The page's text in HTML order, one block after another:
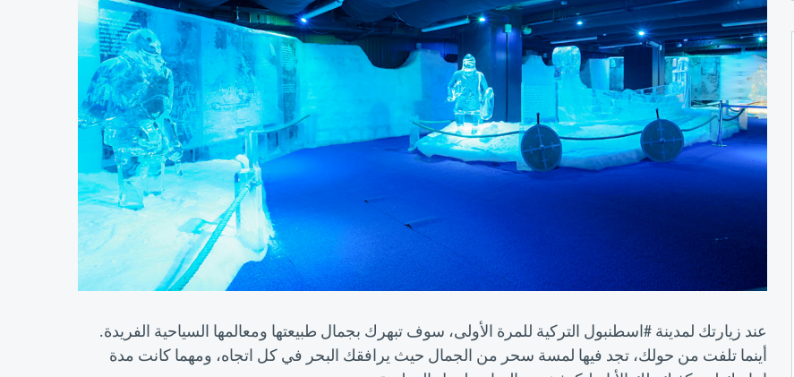
عند زيارتك لمدينة #اسطنبول التركية للمرة الأولى، سوف تبهرك بجمال طبيعتها ومعالمها السياحية الفريدة.
أينما تلفت من حولك، تجد فيها لمسة سحر من الجمال حيث يرافقك البحر في كل اتجاه، ومهما كانت مدة